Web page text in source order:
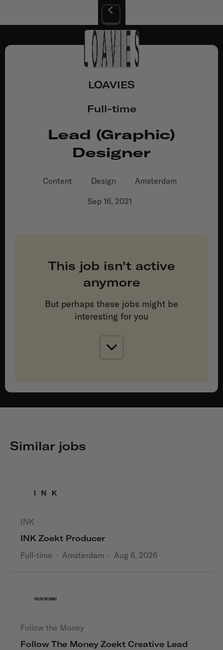
LOAVIES
Full-time
Lead (Graphic)
Designer
Content Design Amsterdam
Sep 16, 2021
This job isn't active
anymore
But perhaps these jobs might be
interesting for you
Similar jobs
INK
INK Zoekt Producer
Full-time · Amsterdam · Aug 6, 2026
Follow the Money
Follow The Money Zoekt Creative Lead